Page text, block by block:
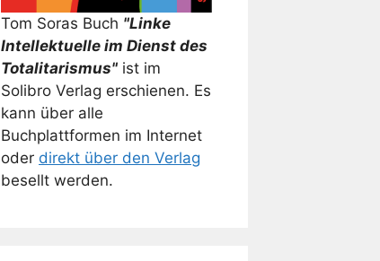
Tom Soras Buch "Linke
Intellektuelle im Dienst des
Totalitarismus" ist im
Solibro Verlag erschienen. Es
kann über alle
Buchplattformen im Internet
oder direkt über den Verlag
besellt werden.